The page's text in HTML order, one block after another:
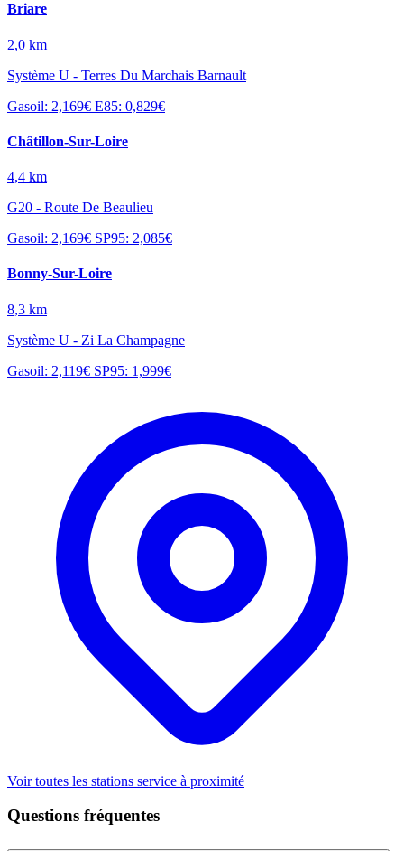
Briare
2,0 km
Système U - Terres Du Marchais Barnault
Gasoil: 2,169€ E85: 0,829€
Châtillon-Sur-Loire
4,4 km
G20 - Route De Beaulieu
Gasoil: 2,169€ SP95: 2,085€
Bonny-Sur-Loire
8,3 km
Système U - Zi La Champagne
Gasoil: 2,119€ SP95: 1,999€
Voir toutes les stations service à proximité
Questions fréquentes